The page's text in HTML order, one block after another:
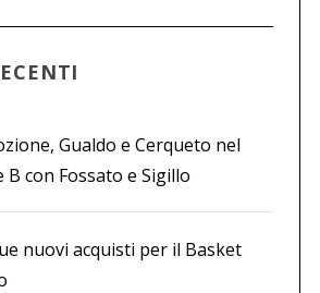
Gualdo e Cerqueto nel
B con Fossato e Sigillo
nuovi acquisti per il Basket